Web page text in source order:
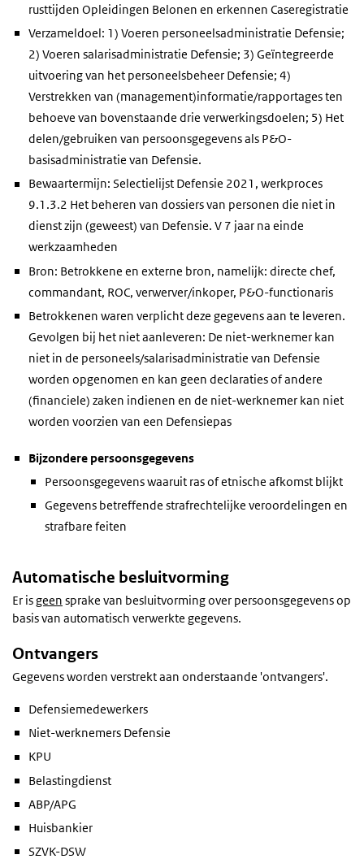
rusttijden Opleidingen Belonen en erkennen Caseregistratie
Verzameldoel: 1) Voeren personeelsadministratie Defensie;
2) Voeren salarisadministratie Defensie; 3) Geïntegreerde
uitvoering van het personeelsbeheer Defensie; 4)
Verstrekken van (management)informatie/rapportages ten
behoeve van bovenstaande drie verwerkingsdoelen; 5) Het
delen/gebruiken van persoonsgegevens als P&O-
basisadministratie van Defensie.
Bewaartermijn: Selectielijst Defensie 2021, werkproces
9.1.3.2 Het beheren van dossiers van personen die niet in
dienst zijn (geweest) van Defensie. V 7 jaar na einde
werkzaamheden
Bron: Betrokkene en externe bron, namelijk: directe chef,
commandant, ROC, verwerver/inkoper, P&O-functionaris
Betrokkenen waren verplicht deze gegevens aan te leveren.
Gevolgen bij het niet aanleveren: De niet-werknemer kan
niet in de personeels/salarisadministratie van Defensie
worden opgenomen en kan geen declaraties of andere
(financiele) zaken indienen en de niet-werknemer kan niet
worden voorzien van een Defensiepas
Bijzondere persoonsgegevens
Persoonsgegevens waaruit ras of etnische afkomst blijkt
Gegevens betreffende strafrechtelijke veroordelingen en
strafbare feiten
Automatische besluitvorming
Er isgeen sprake van besluitvorming over persoonsgegevens op
basis van automatisch verwerkte gegevens.
Ontvangers
Gegevens worden verstrekt aan onderstaande 'ontvangers'.
Defensiemedewerkers
Niet-werknemers Defensie
KPU
Belastingdienst
ABP/APG
Huisbankier
SZVK-DSW